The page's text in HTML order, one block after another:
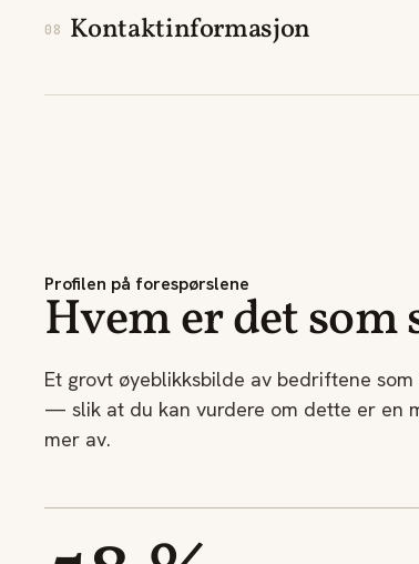
08 Kontaktinformasjon
Profilen på forespørslene
Hvem er det som
Et grovt øyeblikksbilde av bedriftene
— slik at du kan vurdere om dette er en
mer av.